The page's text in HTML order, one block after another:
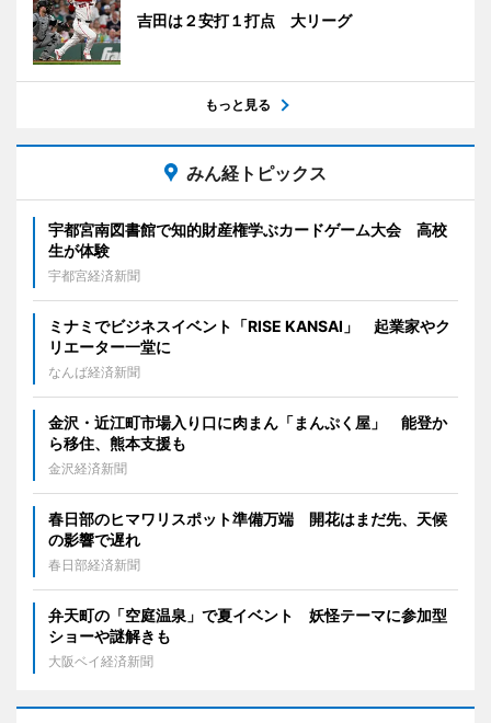
吉田は２安打１打点 大リーグ
もっと見る
みん経トピックス
宇都宮南図書館で知的財産権学ぶカードゲーム大会 高校
生が体験
宇都宮経済新聞
ミナミでビジネスイベント「RISE KANSAI」 起業家やク
リエーター一堂に
なんば経済新聞
金沢・近江町市場入り口に肉まん「まんぷく屋」 能登か
ら移住、熊本支援も
金沢経済新聞
春日部のヒマワリスポット準備万端 開花はまだ先、天候
の影響で遅れ
春日部経済新聞
弁天町の「空庭温泉」で夏イベント 妖怪テーマに参加型
ショーや謎解きも
大阪ベイ経済新聞